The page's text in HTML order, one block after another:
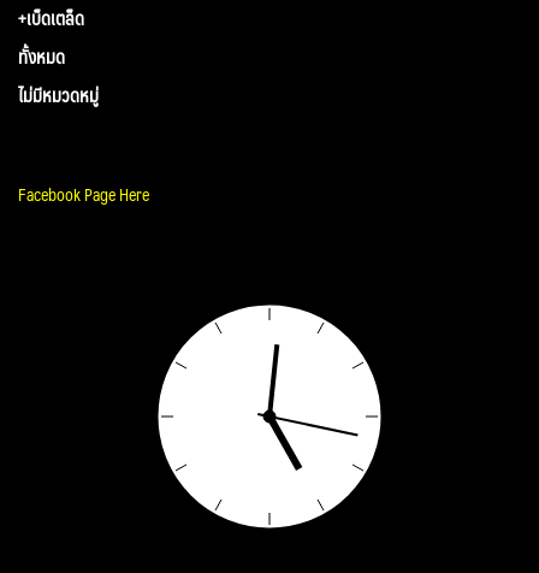
+เบ็ดเตล็ด
ทั้งหมด
ไม่มีหมวดหมู่
Facebook Page Here